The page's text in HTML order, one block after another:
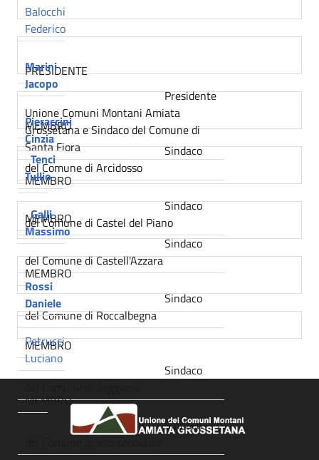
Balocchi
Federico
PRESIDENTE
Presidente
Unione Comuni Montani Amiata
Grossetana e Sindaco del Comune di
Santa Fiora
Marini
Jacopo
MEMBRO
Sindaco
del Comune di Arcidosso
Pieraccini
Cinzia
MEMBRO
Sindaco
del Comune di Castel del Piano
Tenci
Tullio
MEMBRO
Sindaco
del Comune di Castell'Azzara
Galli
Massimo
MEMBRO
Sindaco
del Comune di Roccalbegna
Rossi
Daniele
MEMBRO
Sindaco
Petrucci
Luciano
MEMBRO
Sindaco